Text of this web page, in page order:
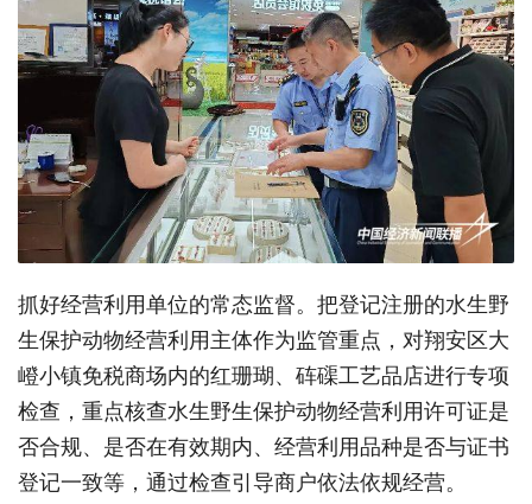
抓好经营利用单位的常态监督。把登记注册的水生野
生保护动物经营利用主体作为监管重点，对翔安区大
嶝小镇免税商场内的红珊瑚、砗磲工艺品店进行专项
检查，重点核查水生野生保护动物经营利用许可证是
否合规、是否在有效期内、经营利用品种是否与证书
登记一致等，通过检查引导商户依法依规经营。